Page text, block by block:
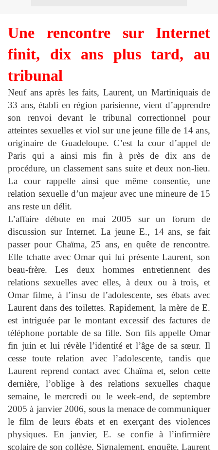
Une rencontre sur Internet
finit, dix ans plus tard, au
tribunal
Neuf ans après les faits, Laurent, un Martiniquais de
33 ans, établi en région parisienne, vient d’apprendre
son renvoi devant le tribunal correctionnel pour
atteintes sexuelles et viol sur une jeune fille de 14 ans,
originaire de Guadeloupe. C’est la cour d’appel de
Paris qui a ainsi mis fin à près de dix ans de
procédure, un classement sans suite et deux non-lieu.
La cour rappelle ainsi que même consentie, une
relation sexuelle d’un majeur avec une mineure de 15
ans reste un délit.
L’affaire débute en mai 2005 sur un forum de
discussion sur Internet. La jeune E., 14 ans, se fait
passer pour Chaïma, 25 ans, en quête de rencontre.
Elle tchatte avec Omar qui lui présente Laurent, son
beau-frère. Les deux hommes entretiennent des
relations sexuelles avec elles, à deux ou à trois, et
Omar filme, à l’insu de l’adolescente, ses ébats avec
Laurent dans des toilettes. Rapidement, la mère de E.
est intriguée par le montant excessif des factures de
téléphone portable de sa fille. Son fils appelle Omar
fin juin et lui révèle l’identité et l’âge de sa sœur. Il
cesse toute relation avec l’adolescente, tandis que
Laurent reprend contact avec Chaïma et, selon cette
dernière, l’oblige à des relations sexuelles chaque
semaine, le mercredi ou le week-end, de septembre
2005 à janvier 2006, sous la menace de communiquer
le film de leurs ébats et en exerçant des violences
physiques. En janvier, E. se confie à l’infirmière
scolaire de son collège. Signalement, enquête. Laurent